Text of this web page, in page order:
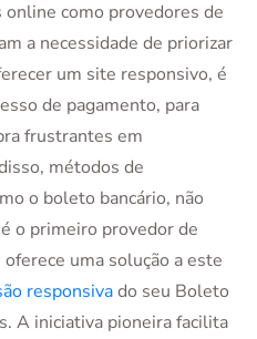
como provedores de
a necessidade de priorizar
um site responsivo, é
de pagamento, para
frustrantes em
métodos de
o boleto bancário, não
o primeiro provedor de
uma solução a este
responsivado seu Boleto
A iniciativa pioneira facilita